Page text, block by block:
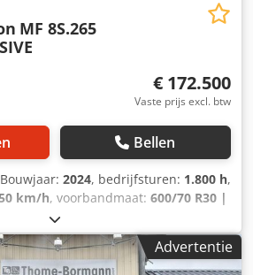
MF 8S.265
€ 172.500
Vaste prijs excl. btw
Bellen
2024, bedrijfsturen: 1.800 h,
km/h, voorbandmaat: 600/70 R30 |
710/70 R42 | 0%
43, Banden (v):600/70 R30,
bedrijfsuren:1800, eersteAdvertentie